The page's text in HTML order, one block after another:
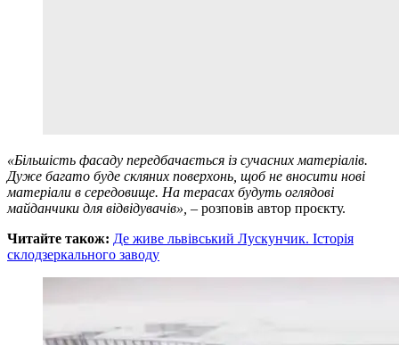
«Більшість фасаду передбачається із сучасних матеріалів.
Дуже багато буде скляних поверхонь, щоб не вносити нові
матеріали в середовище. На терасах будуть оглядові
майданчики для відвідувачів», – розповів автор проєкту.
Читайте також: Де живе львівський Лускунчик. Історія
склодзеркального заводу